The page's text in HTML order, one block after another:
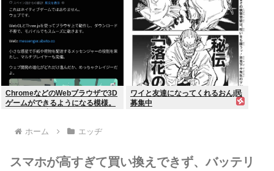
ChromeなどのWebブラウザで3D
ゲームができるようになる模様。
ワイと友達になってくれるおんj民
募集中
ホーム エッヂ
スマホが高すぎて買い換えできず、バッテリ